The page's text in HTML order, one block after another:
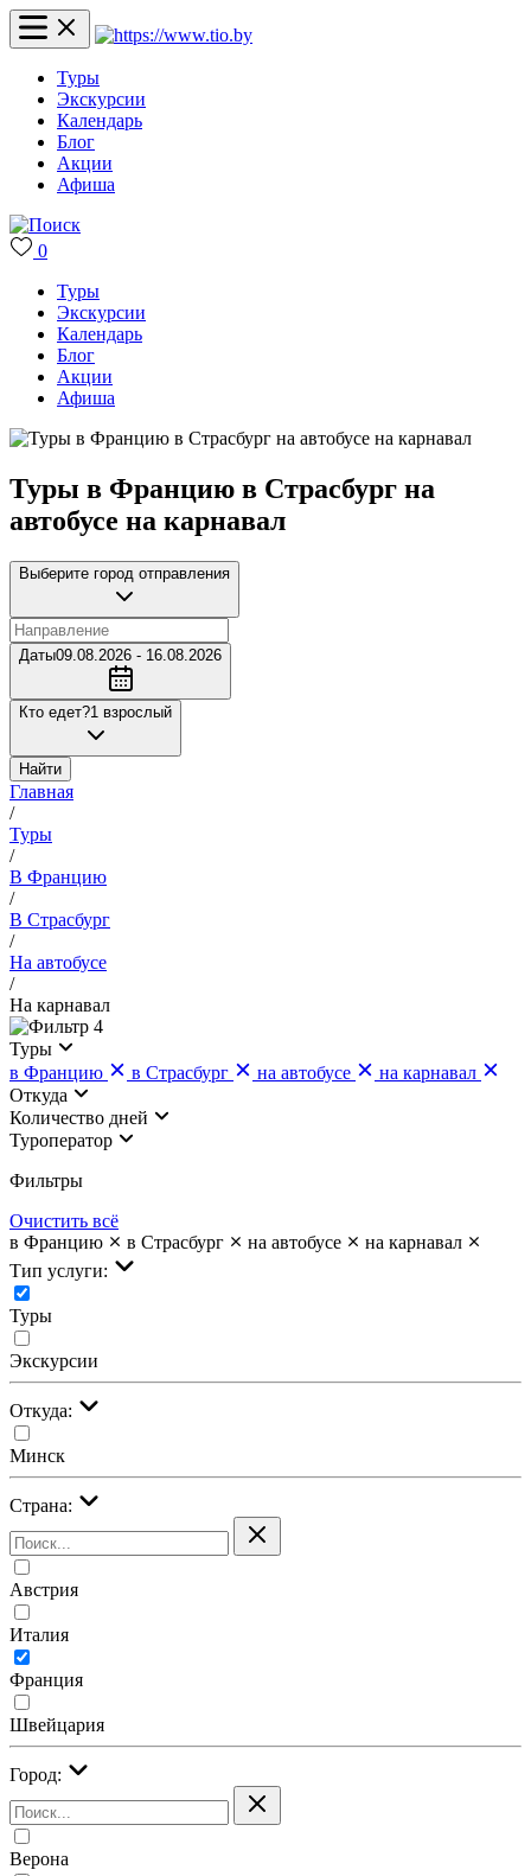
Туры
Экскурсии
Календарь
Блог
Акции
Афиша
0
Туры
Экскурсии
Календарь
Блог
Акции
Афиша
Туры в Францию в Страсбург на
автобусе на карнавал
Выберите город отправления
Даты09.08.2026 - 16.08.2026
Кто едет?1 взрослый
Найти
Главная
/
Туры
/
В Францию
/
В Страсбург
/
На автобусе
/
На карнавал
4
Туры
в Францию
в Страсбург на автобусе
на карнавал
Откуда
Количество дней
Туроператор
Фильтры
Очистить всё
в Францию
в Страсбург на автобусе
на карнавал
Тип услуги:
Туры
Экскурсии
Откуда:
Минск
Страна:
Австрия
Италия
Франция
Швейцария
Город:
Верона